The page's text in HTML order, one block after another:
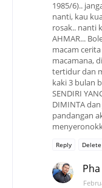
1985/6)..
nanti, kau
rosak.. nanti
AHMAR...
macam
macamana,
tertidur dan
kaki 3 bulan
SENDIRI
DIMINTA dan
pandangan
Reply Delete
Pha